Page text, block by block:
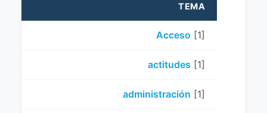
TEMA
Acceso [1]
actitudes [1]
administración [1]